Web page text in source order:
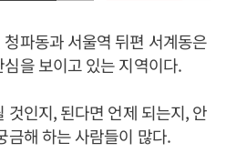
파동과 서울역 뒤편 서계동은
을 보이고 있는 지역이다.
것인지, 된다면 언제 되는지, 안
금해 하는 사람들이 많다.